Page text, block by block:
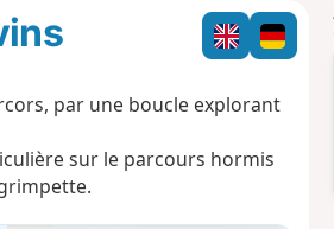
par une boucle explorant
sur le parcours hormis